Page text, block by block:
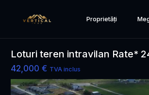
Proprietăți
Loturi teren intravilan Rate*
42,000 € TVA inclus